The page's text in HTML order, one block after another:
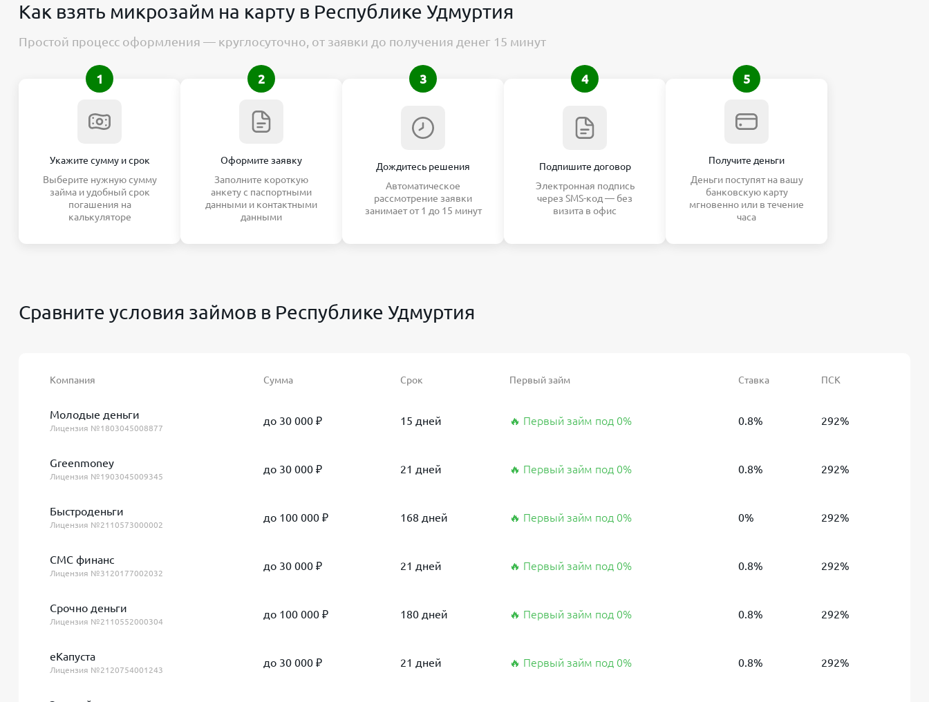
Как взять микрозайм на карту в Республике Удмуртия
Простой процесс оформления — круглосуточно, от заявки до получения денег 15 минут
1
Укажите сумму и срок
Выберите нужную сумму
займа и удобный срок
погашения на
калькуляторе
2
Оформите заявку
Заполните короткую
анкету с паспортными
данными и контактными
данными
3
Дождитесь решения
Автоматическое
рассмотрение заявки
занимает от 1 до 15 минут
4
Подпишите договор
Электронная подпись
через SMS-код — без
визита в офис
5
Получите деньги
Деньги поступят на вашу
банковскую карту
мгновенно или в течение
часа
Сравните условия займов в Республике Удмуртия
Компания Сумма Срок Первый займ Ставка ПСК
Молодые деньги
Лицензия №1803045008877
до 30 000 ₽ 15 дней 🔥 Первый займ под 0% 0.8% 292%
Greenmoney
Лицензия №1903045009345
до 30 000 ₽ 21 дней 🔥 Первый займ под 0% 0.8% 292%
Быстроденьги
Лицензия №2110573000002
до 100 000 ₽ 168 дней 🔥 Первый займ под 0% 0% 292%
СМС финанс
Лицензия №3120177002032
до 30 000 ₽ 21 дней 🔥 Первый займ под 0% 0.8% 292%
Срочно деньги
Лицензия №2110552000304
до 100 000 ₽ 180 дней 🔥 Первый займ под 0% 0.8% 292%
еКапуста
Лицензия №2120754001243
до 30 000 ₽ 21 дней 🔥 Первый займ под 0% 0.8% 292%